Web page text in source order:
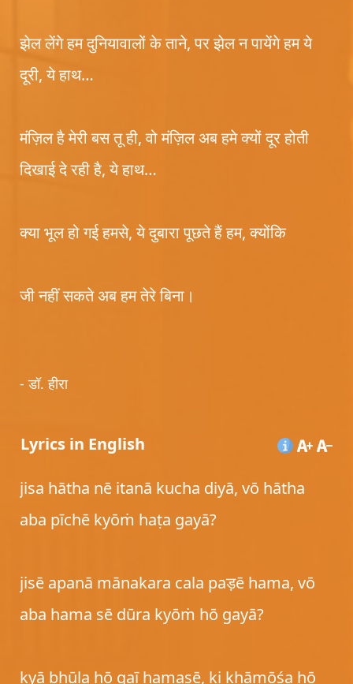
झेल लेंगे हम दुनियावालों के ताने, पर झेल न पायेंगे हम ये
दूरी, ये हाथ…
मंज़िल है मेरी बस तू ही, वो मंज़िल अब हमे क्यों दूर होती
दिखाई दे रही है, ये हाथ…
क्या भूल हो गई हमसे, ये दुबारा पूछते हैं हम, क्योंकि
जी नहीं सकते अब हम तेरे बिना।
- डॉ. हीरा
Lyrics in English
jisa hātha nē itanā kucha diyā, vō hātha
aba pīchē kyōṁ haṭa gayā?
jisē apanā mānakara cala paड़ē hama, vō
aba hama sē dūra kyōṁ hō gayā?
kyā bhūla hō gaī hamasē, ki khāmōśa hō